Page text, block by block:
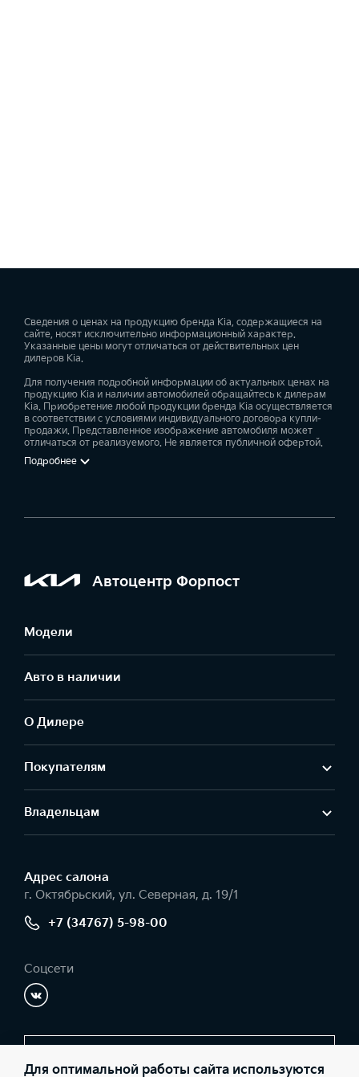
Сведения о ценах на продукцию бренда Kia, содержащиеся на
сайте, носят исключительно информационный характер.
Указанные цены могут отличаться от действительных цен
дилеров Kia.
Для получения подробной информации об актуальных ценах на
продукцию Kia и наличии автомобилей обращайтесь к дилерам
Kia. Приобретение любой продукции бренда Kia осуществляется
в соответствии с условиями индивидуального договора купли-
продажи. Представленное изображение автомобиля может
отличаться от реализуемого. Не является публичной офертой.
Подробнее
Автоцентр Форпост
Модели
Авто в наличии
О Дилере
Покупателям
Владельцам
Адрес салонa
г. Октябрьский, ул. Северная, д. 19/1
+7 (34767) 5-98-00
Соцсети
Для оптимальной работы сайта используются